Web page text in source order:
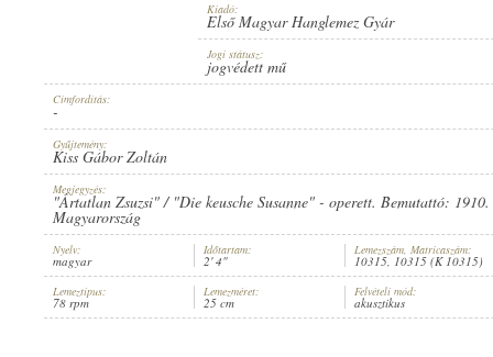
INTERPRET: KÜRY KLÁRA SZABOLCS ERNŐ ISMERETLEN ZENEKAR
Kiadó:
Első Magyar Hanglemez Gyár
Jogi státusz:
jogvédett mű
Címfordítás:
-
Gyűjtemény:
Kiss Gábor Zoltán
Megjegyzés:
"Ártatlan Zsuzsi" / "Die keusche Susanne" - operett. Bemutattó:
Magyarország
Nyelv:
magyar
Időtartam:
2' 4"
Lemezszám, Matricaszám:
10315, 10315 (K 10315)
Lemeztípus:
78 rpm
Lemezméret:
25 cm
Felvételi mód:
akusztikus